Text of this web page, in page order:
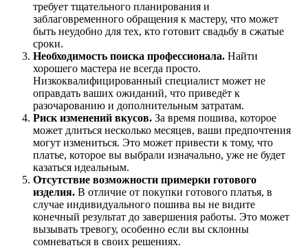
требует тщательного планирования и
заблаговременного обращения к мастеру, что может
быть неудобно для тех, кто готовит свадьбу в сжатые
сроки.
Необходимость поиска профессионала. Найти
хорошего мастера не всегда просто.
Низкоквалифицированный специалист может не
оправдать ваших ожиданий, что приведёт к
разочарованию и дополнительным затратам.
Риск изменений вкусов. За время пошива, которое
может длиться несколько месяцев, ваши предпочтения
могут измениться. Это может привести к тому, что
платье, которое вы выбрали изначально, уже не будет
казаться идеальным.
Отсутствие возможности примерки готового
изделия. В отличие от покупки готового платья, в
случае индивидуального пошива вы не видите
конечный результат до завершения работы. Это может
вызывать тревогу, особенно если вы склонны
сомневаться в своих решениях.